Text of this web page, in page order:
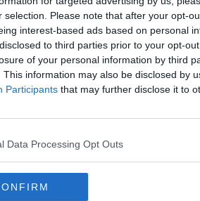
selection. Please note that after your opt-
interest-based ads based on personal
to third parties prior to your opt-
of your personal information by third
This information may also be disclosed by
Participants that may further disclose it to
Data Processing Opt Outs
l'Italia
spesa
e la Brexit
futuro di Erdoğan